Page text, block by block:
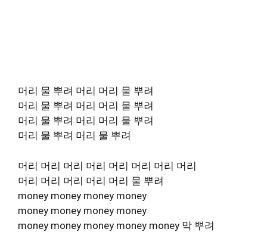
머리 물 뿌려 머리 머리 물 뿌려
머리 물 뿌려 머리 머리 물 뿌려
머리 물 뿌려 머리 머리 물 뿌려
머리 물 뿌려 머리 물 뿌려
머리 머리 머리 머리 머리 머리 머리 머리
머리 머리 머리 머리 머리 물 뿌려
money money money money
money money money money
money money money money money 막 뿌려